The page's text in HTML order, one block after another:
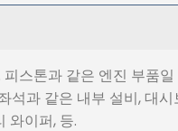
스톤과 같은 엔진 부품
과 같은 내부 설비, 대
와이퍼, 등.